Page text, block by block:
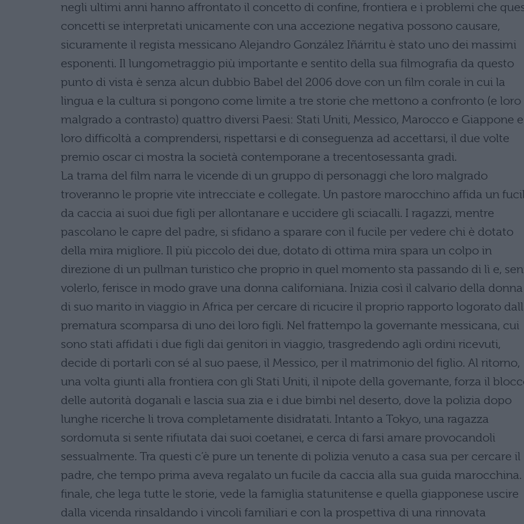
negli ultimi anni hanno affrontato il concetto di confine, frontiera e i problemi che
concetti se interpretati unicamente con una accezione negativa possono causare,
sicuramente il regista messicano Alejandro González Iñárritu è stato uno dei massimi
esponenti. Il lungometraggio più importante e sentito della sua filmografia da questo
punto di vista è senza alcun dubbio Babel del 2006 dove con un film corale in cui la
lingua e la cultura si pongono come limite a tre storie che mettono a confronto (e loro
malgrado a contrasto) quattro diversi Paesi: Stati Uniti, Messico, Marocco e Giappone
loro difficoltà a comprendersi, rispettarsi e di conseguenza ad accettarsi, il due volte
premio oscar ci mostra la società contemporane a trecentosessanta gradi.
La trama del film narra le vicende di un gruppo di personaggi che loro malgrado
troveranno le proprie vite intrecciate e collegate. Un pastore marocchino affida un
da caccia ai suoi due figli per allontanare e uccidere gli sciacalli. I ragazzi, mentre
pascolano le capre del padre, si sfidano a sparare con il fucile per vedere chi è dotato
della mira migliore. Il più piccolo dei due, dotato di ottima mira spara un colpo in
direzione di un pullman turistico che proprio in quel momento sta passando di lì e,
volerlo, ferisce in modo grave una donna californiana. Inizia così il calvario della
di suo marito in viaggio in Africa per cercare di ricucire il proprio rapporto logorato
prematura scomparsa di uno dei loro figli. Nel frattempo la governante messicana, cui
sono stati affidati i due figli dai genitori in viaggio, trasgredendo agli ordini ricevuti,
decide di portarli con sé al suo paese, il Messico, per il matrimonio del figlio. Al ritorno,
una volta giunti alla frontiera con gli Stati Uniti, il nipote della governante, forza il
delle autorità doganali e lascia sua zia e i due bimbi nel deserto, dove la polizia dopo
lunghe ricerche li trova completamente disidratati. Intanto a Tokyo, una ragazza
sordomuta si sente rifiutata dai suoi coetanei, e cerca di farsi amare provocandoli
sessualmente. Tra questi c’è pure un tenente di polizia venuto a casa sua per cercare il
padre, che tempo prima aveva regalato un fucile da caccia alla sua guida marocchina.
finale, che lega tutte le storie, vede la famiglia statunitense e quella giapponese uscire
dalla vicenda rinsaldando i vincoli familiari e con la prospettiva di una rinnovata